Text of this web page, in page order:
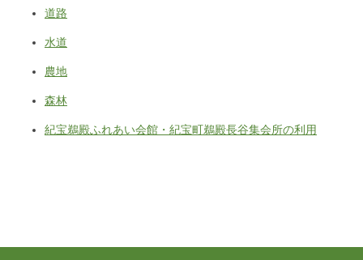
道路
水道
農地
森林
紀宝鵜殿ふれあい会館・紀宝町鵜殿長谷集会所の利用